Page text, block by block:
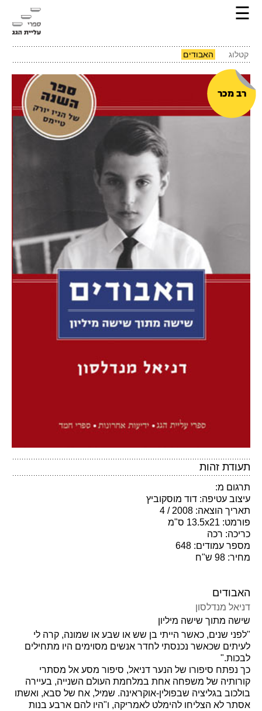
☰
קטלוג האבודים
תעודת זהות
תרגום מ:
עיצוב עטיפה: דוד מוסקוביץ
תאריך הוצאה: 2008 / 4
פורמט: 13.5x21 ס"מ
כריכה: רכה
מספר עמודים: 648
מחיר: 98 ש"ח
האבודים
דניאל מנדלסון
שישה מתוך שישה מיליון
"לפני שנים, כאשר הייתי בן שש או שבע או שמונה, קרה לי
לעיתים שכאשר נכנסתי לחדר אנשים מסוימים היו מתחילים
לבכות."
כך נפתח סיפורו של הנער דניאל, סיפור מסע אל מסתרי
קורותיה של משפחה אחת במלחמת העולם השנייה, בעיירה
בולכוב בגליציה שבפולין-אוקראינה. שמיל, אח של סבא, ואשתו
אסתר לא הצליחו להימלט לאמריקה, ו"היו להם ארבע בנות